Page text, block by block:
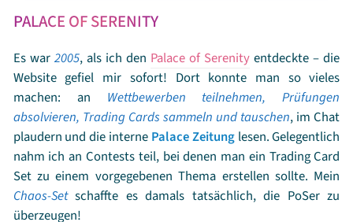
Staffel - wegen der Brosche
Bester Outer Senshi Angriff?
Pluto: Dead Scream!
Bester Inner Senshi Angriff? Moon: Rainbow Moon
Heartache!
Lieblingsfolge?Um es kurz zu machen: alle, an denen
Masahiro Andō seine Hände nicht im Spiel hatte.
Manga oder Anime? beides
Was gefällt dir am besten: Crystal, Eternal oder
Cosmos?Crystal Staffel 3 und Cosmos
Sailor Moon-Folgen subbed (Untertitel) oder dubbed
PALACE OF SERENITY
Es war 2005, als ich den Palace of Serenity entdeckte – die
Website gefiel mir sofort! Dort konnte man so vieles
machen: an Wettbewerben teilnehmen, Prüfungen
absolvieren, Trading Cards sammeln und tauschen, im Chat
plaudern und die interne Palace Zeitunglesen. Gelegentlich
nahm ich an Contests teil, bei denen man ein Trading Card
Set zu einem vorgegebenen Thema erstellen sollte. Mein
Chaos-Setschaffte es damals tatsächlich, die PoSer zu
überzeugen!